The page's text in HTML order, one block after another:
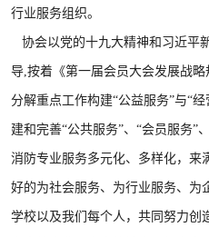
行业服务组织。
协会以党的十九大精神和习近平
导,按着《第一届会员大会发展战略
分解重点工作构建“公益服务”与“
建和完善“公共服务”、“会员服务”
消防专业服务多元化、多样化，来
好的为社会服务、为行业服务、为
学校以及我们每个人，共同努力创